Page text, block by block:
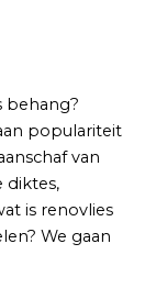
behang?
populariteit
van
diktes,
is renovlies
We gaan